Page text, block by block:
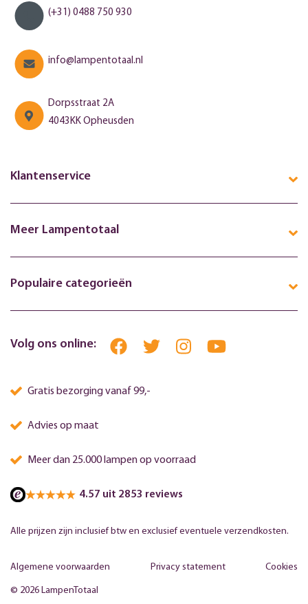
(+31) 0488 750 930
info@lampentotaal.nl
Dorpsstraat 2A
4043KK Opheusden
Klantenservice
Meer Lampentotaal
Populaire categorieën
Volg ons online:
Gratis bezorging vanaf 99,-
Advies op maat
Meer dan 25.000 lampen op voorraad
4.57 uit 2853 reviews
Alle prijzen zijn inclusief btw en exclusief eventuele verzendkosten.
© 2026 LampenTotaal
Algemene voorwaarden Privacy statement Cookies